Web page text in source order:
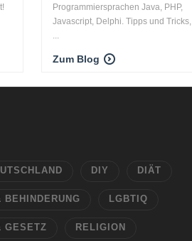
Programmiersprachen Java, PHP,
Javascript, Delphi. Tipps und Tricks,
...
Zum Blog
DIY DIÄT
BEHINDERUNG LGBTIQ
GESETZ RELIGION